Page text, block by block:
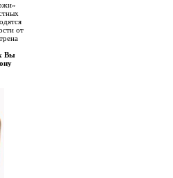
от
Вы